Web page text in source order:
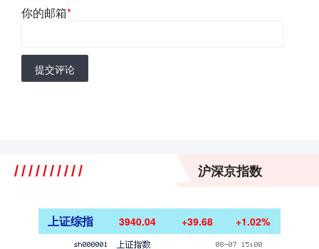
你的邮箱*
提交评论
沪深京指数
上证综指 3940.04 +39.68 +1.02%